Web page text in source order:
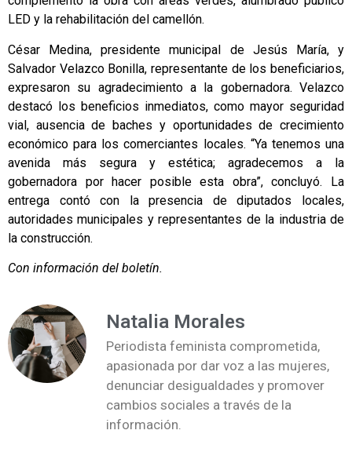
LED y la rehabilitación del camellón.
César Medina, presidente municipal de Jesús María, y
Salvador Velazco Bonilla, representante de los beneficiarios,
expresaron su agradecimiento a la gobernadora. Velazco
destacó los beneficios inmediatos, como mayor seguridad
vial, ausencia de baches y oportunidades de crecimiento
económico para los comerciantes locales. “Ya tenemos una
avenida más segura y estética; agradecemos a la
gobernadora por hacer posible esta obra”, concluyó. La
entrega contó con la presencia de diputados locales,
autoridades municipales y representantes de la industria de
la construcción.
Con información del boletín.
Natalia Morales
Periodista feminista comprometida,
apasionada por dar voz a las mujeres,
denunciar desigualdades y promover
cambios sociales a través de la
información.